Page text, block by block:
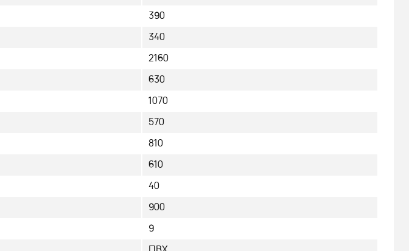
390
340
2160
630
1070
570
810
610
40
900
9